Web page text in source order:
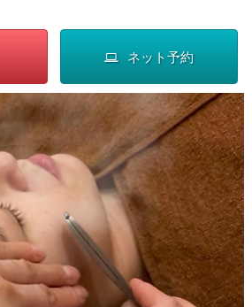
ネット予約